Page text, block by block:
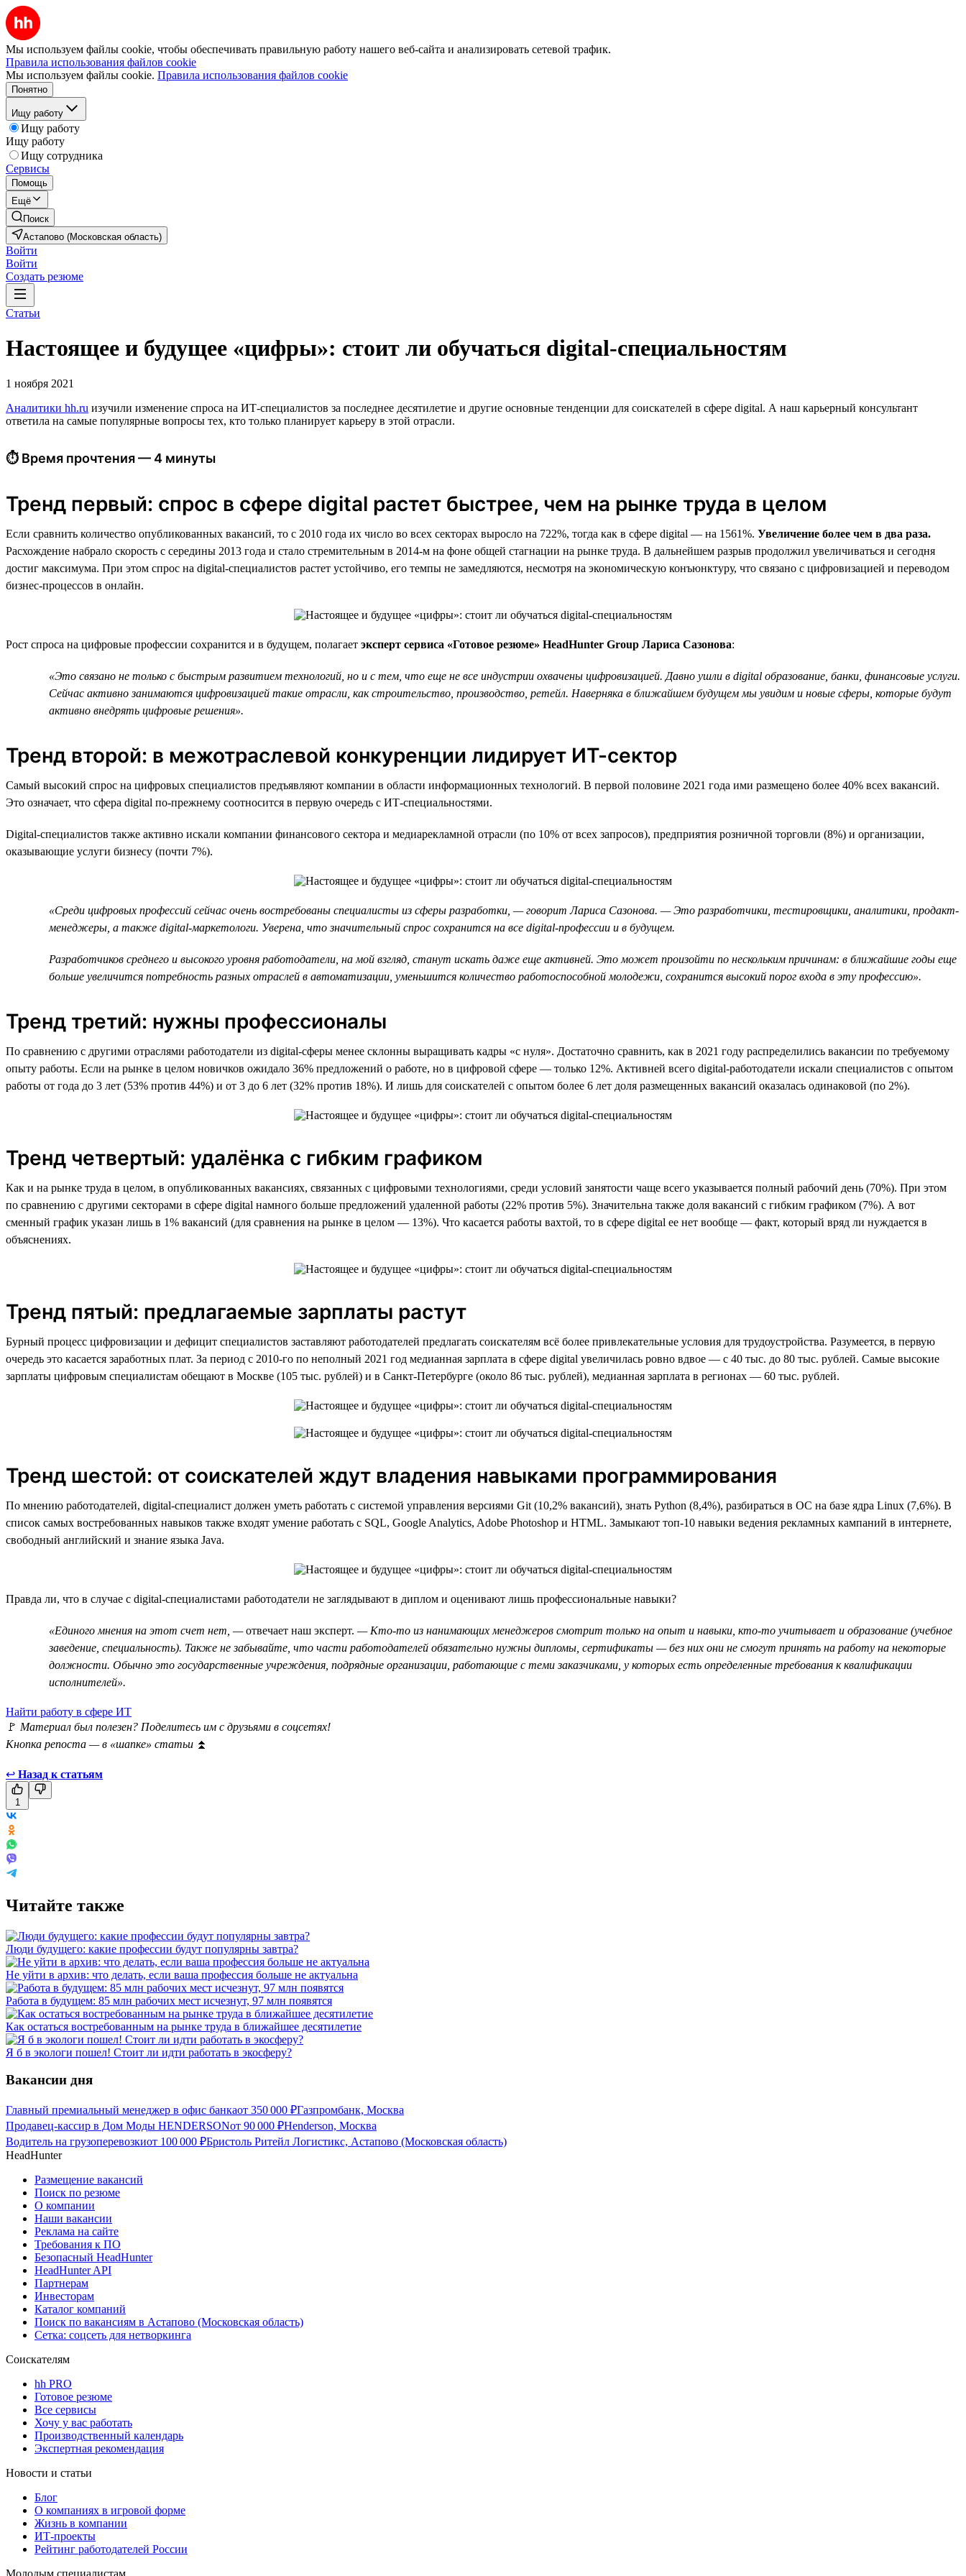
Мы используем файлы cookie, чтобы обеспечивать правильную работу нашего веб-сайта и анализировать сетевой трафик.
Правила использования файлов cookie
Мы используем файлы cookie. Правила использования файлов cookie
Понятно
Ищу работу
Ищу работу
Ищу работу
Ищу сотрудника
Сервисы
Помощь
Ещё
Поиск
Астапово (Московская область)
Войти
Войти
Создать резюме
Статьи
Настоящее и будущее «цифры»: стоит ли обучаться digital-специальностям
1 ноября 2021
Аналитики hh.ru изучили изменение спроса на ИТ-специалистов за последнее десятилетие и другие основные тенденции для соискателей в сфере digital. А наш карьерный консультант
ответила на самые популярные вопросы тех, кто только планирует карьеру в этой отрасли.
⏱ Время прочтения — 4 минуты
Тренд первый: спрос в сфере digital растет быстрее, чем на рынке труда в целом
Если сравнить количество опубликованных вакансий, то с 2010 года их число во всех секторах выросло на 722%, тогда как в сфере digital — на 1561%. Увеличение более чем в два раза.
Расхождение набрало скорость с середины 2013 года и стало стремительным в 2014-м на фоне общей стагнации на рынке труда. В дальнейшем разрыв продолжил увеличиваться и сегодня
достиг максимума. При этом спрос на digital-специалистов растет устойчиво, его темпы не замедляются, несмотря на экономическую конъюнктуру, что связано с цифровизацией и переводом
бизнес-процессов в онлайн.
Рост спроса на цифровые профессии сохранится и в будущем, полагает эксперт сервиса «Готовое резюме» HeadHunter Group Лариса Сазонова:
«Это связано не только с быстрым развитием технологий, но и с тем, что еще не все индустрии охвачены цифровизацией. Давно ушли в digital образование, банки, финансовые услуги.
Сейчас активно занимаются цифровизацией такие отрасли, как строительство, производство, ретейл. Наверняка в ближайшем будущем мы увидим и новые сферы, которые будут
активно внедрять цифровые решения».
Тренд второй: в межотраслевой конкуренции лидирует ИТ-сектор
Самый высокий спрос на цифровых специалистов предъявляют компании в области информационных технологий. В первой половине 2021 года ими размещено более 40% всех вакансий.
Это означает, что сфера digital по-прежнему соотносится в первую очередь с ИТ-специальностями.
Digital-специалистов также активно искали компании финансового сектора и медиарекламной отрасли (по 10% от всех запросов), предприятия розничной торговли (8%) и организации,
оказывающие услуги бизнесу (почти 7%).
«Среди цифровых профессий сейчас очень востребованы специалисты из сферы разработки, — говорит Лариса Сазонова. — Это разработчики, тестировщики, аналитики, продакт-
менеджеры, а также digital-маркетологи. Уверена, что значительный спрос сохранится на все digital-профессии и в будущем.
Разработчиков среднего и высокого уровня работодатели, на мой взгляд, станут искать даже еще активней. Это может произойти по нескольким причинам: в ближайшие годы еще
больше увеличится потребность разных отраслей в автоматизации, уменьшится количество работоспособной молодежи, сохранится высокий порог входа в эту профессию».
Тренд третий: нужны профессионалы
По сравнению с другими отраслями работодатели из digital-сферы менее склонны выращивать кадры «с нуля». Достаточно сравнить, как в 2021 году распределились вакансии по требуемому
опыту работы. Если на рынке в целом новичков ожидало 36% предложений о работе, но в цифровой сфере — только 12%. Активней всего digital-работодатели искали специалистов с опытом
работы от года до 3 лет (53% против 44%) и от 3 до 6 лет (32% против 18%). И лишь для соискателей с опытом более 6 лет доля размещенных вакансий оказалась одинаковой (по 2%).
Тренд четвертый: удалёнка с гибким графиком
Как и на рынке труда в целом, в опубликованных вакансиях, связанных с цифровыми технологиями, среди условий занятости чаще всего указывается полный рабочий день (70%). При этом
по сравнению с другими секторами в сфере digital намного больше предложений удаленной работы (22% против 5%). Значительна также доля вакансий с гибким графиком (7%). А вот
сменный график указан лишь в 1% вакансий (для сравнения на рынке в целом — 13%). Что касается работы вахтой, то в сфере digital ее нет вообще — факт, который вряд ли нуждается в
объяснениях.
Тренд пятый: предлагаемые зарплаты растут
Бурный процесс цифровизации и дефицит специалистов заставляют работодателей предлагать соискателям всё более привлекательные условия для трудоустройства. Разумеется, в первую
очередь это касается заработных плат. За период с 2010-го по неполный 2021 год медианная зарплата в сфере digital увеличилась ровно вдвое — с 40 тыс. до 80 тыс. рублей. Самые высокие
зарплаты цифровым специалистам обещают в Москве (105 тыс. рублей) и в Санкт-Петербурге (около 86 тыс. рублей), медианная зарплата в регионах — 60 тыс. рублей.
Тренд шестой: от соискателей ждут владения навыками программирования
По мнению работодателей, digital-специалист должен уметь работать с системой управления версиями Git (10,2% вакансий), знать Python (8,4%), разбираться в ОС на базе ядра Linux (7,6%). В
список самых востребованных навыков также входят умение работать с SQL, Google Analytics, Adobe Photoshop и HTML. Замыкают топ-10 навыки ведения рекламных кампаний в интернете,
свободный английский и знание языка Java.
Правда ли, что в случае с digital-специалистами работодатели не заглядывают в диплом и оценивают лишь профессиональные навыки?
«Единого мнения на этот счет нет, —отвечает наш эксперт. — Кто-то из нанимающих менеджеров смотрит только на опыт и навыки, кто-то учитывает и образование (учебное
заведение, специальность). Также не забывайте, что части работодателей обязательно нужны дипломы, сертификаты — без них они не смогут принять на работу на некоторые
должности. Обычно это государственные учреждения, подрядные организации, работающие с теми заказчиками, у которых есть определенные требования к квалификации
исполнителей».
Найти работу в сфере ИТ
🚩 Материал был полезен? Поделитесь им с друзьями в соцсетях!
Кнопка репоста — в «шапке» статьи ⏫
↩ Назад к статьям
1
Читайте также
Люди будущего: какие профессии будут популярны завтра?
Не уйти в архив: что делать, если ваша профессия больше не актуальна
Работа в будущем: 85 млн рабочих мест исчезнут, 97 млн появятся
Как остаться востребованным на рынке труда в ближайшее десятилетие
Я б в экологи пошел! Стоит ли идти работать в экосферу?
Вакансии дня
Главный премиальный менеджер в офис банкаот 350 000 ₽Газпромбанк, Москва
Продавец-кассир в Дом Моды HENDERSONот 90 000 ₽Henderson, Москва
Водитель на грузоперевозкиот 100 000 ₽Бристоль Ритейл Логистикс, Астапово (Московская область)
HeadHunter
Размещение вакансий
Поиск по резюме
О компании
Наши вакансии
Реклама на сайте
Требования к ПО
Безопасный HeadHunter
HeadHunter API
Партнерам
Инвесторам
Каталог компаний
Поиск по вакансиям в Астапово (Московская область)
Сетка: соцсеть для нетворкинга
Соискателям
hh PRO
Готовое резюме
Все сервисы
Хочу у вас работать
Производственный календарь
Экспертная рекомендация
Новости и статьи
Блог
О компаниях в игровой форме
Жизнь в компании
ИТ-проекты
Рейтинг работодателей России